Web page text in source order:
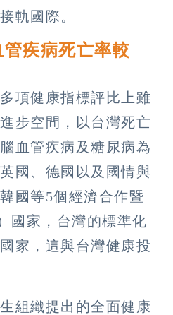
軌國際。
疾病死亡率較
項健康指標評比上雖
步空間，以台灣死亡
血管疾病及糖尿病為
國、德國以及國情與
國等5個經濟合作暨
國家，台灣的標準化
家，這與台灣健康投
組織提出的全面健康